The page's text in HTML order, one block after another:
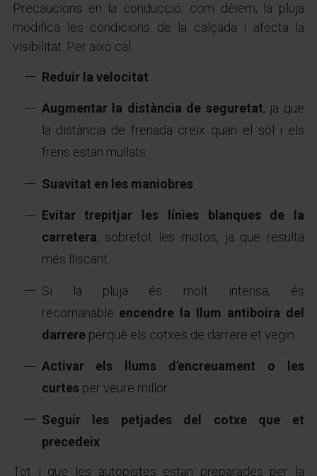
Precaucions en la conducció: com dèiem, la pluja
modifica les condicions de la calçada i afecta la
visibilitat. Per això cal:
Reduir la velocitat
Augmentar la distància de seguretat, ja que
la distància de frenada creix quan el sòl i els
frens estan mullats.
Suavitat en les maniobres.
Evitar trepitjar les línies blanques de la
carretera, sobretot les motos, ja que resulta
més lliscant.
Si la pluja és molt intensa, és
recomanable encendre la llum antiboira del
darrereperquè els cotxes de darrere et vegin.
Activar els llums d'encreuament o les
curtesper veure millor.
Seguir les petjades del cotxe que et
precedeix.
Tot i que les autopistes estan preparades per la